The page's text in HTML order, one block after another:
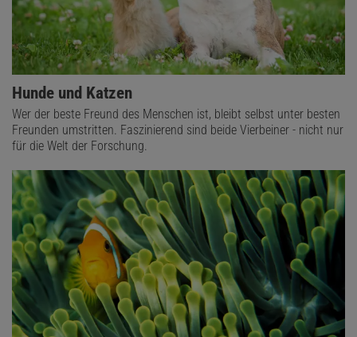
Hunde und Katzen
Wer der beste Freund des Menschen ist, bleibt selbst unter besten
Freunden umstritten. Faszinierend sind beide Vierbeiner - nicht nur
für die Welt der Forschung.